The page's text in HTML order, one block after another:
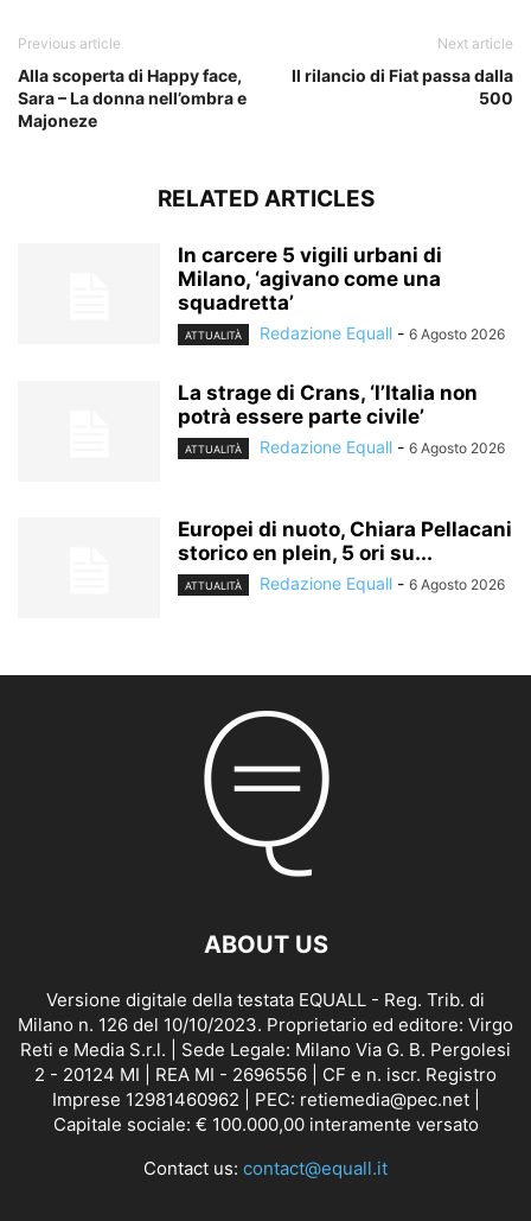
Previous article
Alla scoperta di Happy face,
Sara – La donna nell’ombra e
Majoneze
Next article
Il rilancio di Fiat passa dalla
500
RELATED ARTICLES
In carcere 5 vigili urbani di
Milano, ‘agivano come una
squadretta’
ATTUALITÀ Redazione Equall - 6 Agosto 2026
La strage di Crans, ‘l’Italia non
potrà essere parte civile’
ATTUALITÀ Redazione Equall - 6 Agosto 2026
Europei di nuoto, Chiara Pellacani
storico en plein, 5 ori su...
ATTUALITÀ Redazione Equall - 6 Agosto 2026
ABOUT US
Versione digitale della testata EQUALL - Reg. Trib. di
Milano n. 126 del 10/10/2023. Proprietario ed editore: Virgo
Reti e Media S.r.l. | Sede Legale: Milano Via G. B. Pergolesi
2 - 20124 MI | REA MI - 2696556 | CF e n. iscr. Registro
Imprese 12981460962 | PEC: retiemedia@pec.net |
Capitale sociale: € 100.000,00 interamente versato
Contact us: contact@equall.it